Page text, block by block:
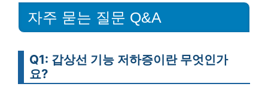
자주 묻는 질문 Q&A
Q1: 갑상선 기능 저하증이란 무엇인가
요?